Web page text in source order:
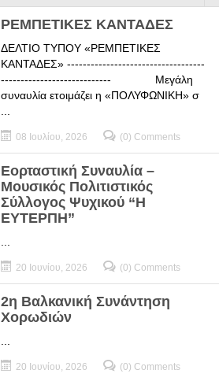
ΡΕΜΠΕΤΙΚΕΣ ΚΑΝΤΑΔΕΣ
ΔΕΛΤΙΟ ΤΥΠΟΥ «ΡΕΜΠΕΤΙΚΕΣ
ΚΑΝΤΑΔΕΣ» -----------------------------------
---------------------------- Μεγάλη
συναυλία ετοιμάζει η «ΠΟΛΥΦΩΝΙΚΗ» σ
08 Ιουλίου, 2026 (0) Comments
Εορταστική Συναυλία –
Μουσικός Πολιτιστικός
Σύλλογος Ψυχικού “Η
ΕΥΤΕΡΠΗ”
20 Ιουνίου, 2026 (0) Comments
2η Βαλκανική Συνάντηση
Χορωδιών
20 Ιουνίου, 2026 (0) Comments